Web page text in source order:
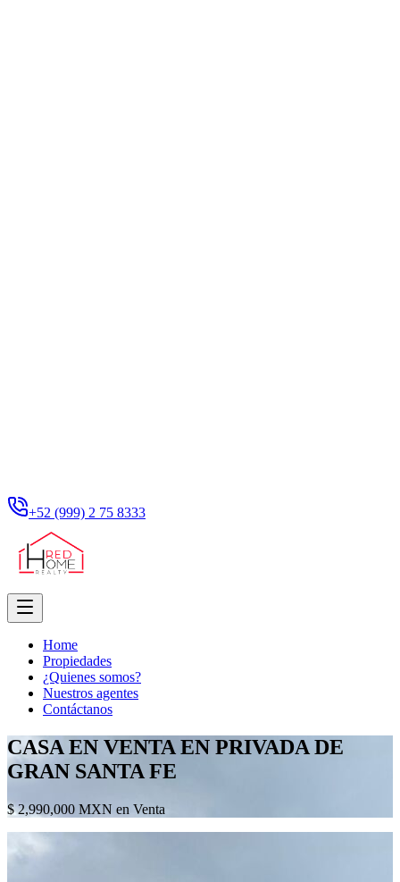
+52 (999) 2 75 8333
Home
Propiedades
¿Quienes somos?
Nuestros agentes
Contáctanos
CASA EN VENTA EN PRIVADA DE
GRAN SANTA FE
$ 2,990,000 MXN en Venta